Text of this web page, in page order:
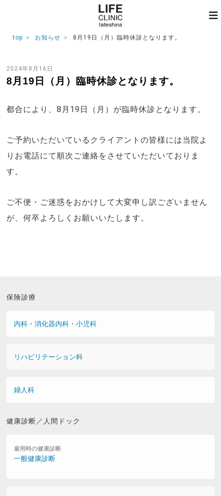
top お知らせ 8月19日（月）臨時休診となります。
2024年8月16日
8月19日（月）臨時休診となります。
都合により、8月19日（月）が臨時休診となります。
ご予約いただいているクライアントの皆様には当院よ
りお電話にて順次ご連絡をさせていただいておりま
す。
ご不便・ご迷惑をおかけして大変申し訳ございません
が、何卒よろしくお願いいたします。
保険診療
内科・消化器内科・小児科
リハビリテーション科
婦人科
健康診断／人間ドック
雇用時の健康診断
一般健康診断